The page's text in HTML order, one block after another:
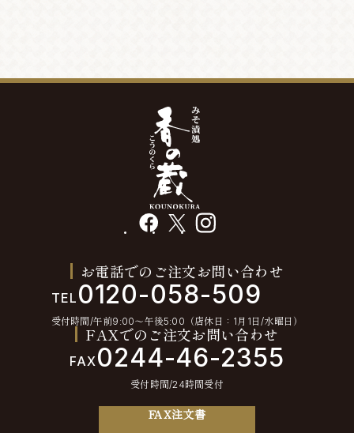
facebook instagram
お電話でのご注文お問い合わせ
TEL 0120-058-509
受付時間/午前9:00〜午後5:00（店休日：1月1日/水曜日）
FAXでのご注文お問い合わせ
FAX0244-46-2355
受付時間/24時間受付
FAX注文書